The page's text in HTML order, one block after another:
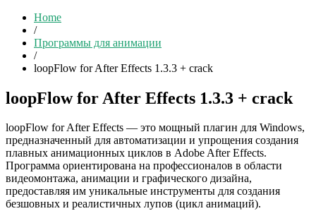
Home
/
Программы для анимации
/
loopFlow for After Effects 1.3.3 + crack
loopFlow for After Effects 1.3.3 + crack
loopFlow for After Effects — это мощный плагин для Windows,
предназначенный для автоматизации и упрощения создания
плавных анимационных циклов в Adobe After Effects.
Программа ориентирована на профессионалов в области
видеомонтажа, анимации и графического дизайна,
предоставляя им уникальные инструменты для создания
безшовных и реалистичных лупов (цикл анимаций).